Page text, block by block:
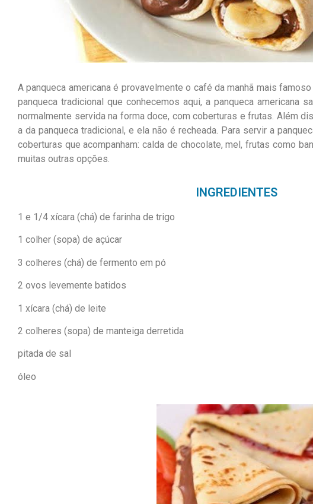
A panqueca americana é provavelmente o café da manhã mais
panqueca tradicional que conhecemos aqui, a panqueca americana
normalmente servida na forma doce, com coberturas e frutas. Além
a da panqueca tradicional, e ela não é recheada. Para servir a
coberturas que acompanham: calda de chocolate, mel, frutas como
muitas outras opções.
INGREDIENTES
1 e 1/4 xícara (chá) de farinha de trigo
1 colher (sopa) de açúcar
3 colheres (chá) de fermento em pó
2 ovos levemente batidos
1 xícara (chá) de leite
2 colheres (sopa) de manteiga derretida
pitada de sal
óleo